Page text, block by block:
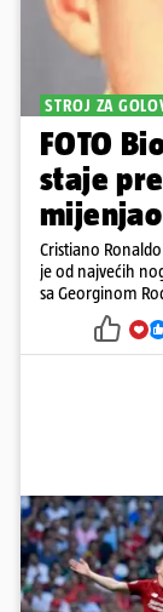
STROJ ZA
FOTO
staje
Cristiano
je od najvećih
sa Georginom